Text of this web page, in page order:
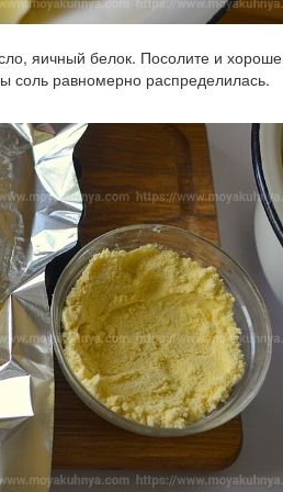
яичный белок. Посолите и
соль равномерно распределилась.